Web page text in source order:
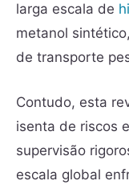
larga escala de
metanol
de transporte
Contudo, esta
isenta de riscos
supervisão
escala global